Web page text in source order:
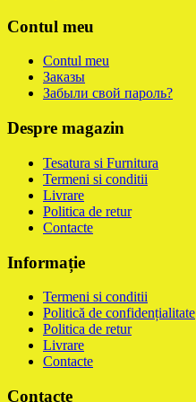
Contul meu
Contul meu
Заказы
Забыли свой пароль?
Despre magazin
Tesatura si Furnitura
Termeni si conditii
Livrare
Politica de retur
Contacte
Informație
Termeni si conditii
Politică de confidențialitate
Politica de retur
Livrare
Contacte
Contacte